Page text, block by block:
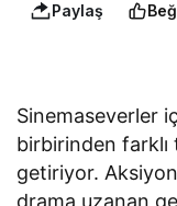
Paylaş
Sinemaseverler
birbirinden farklı
getiriyor.
drama uzanan